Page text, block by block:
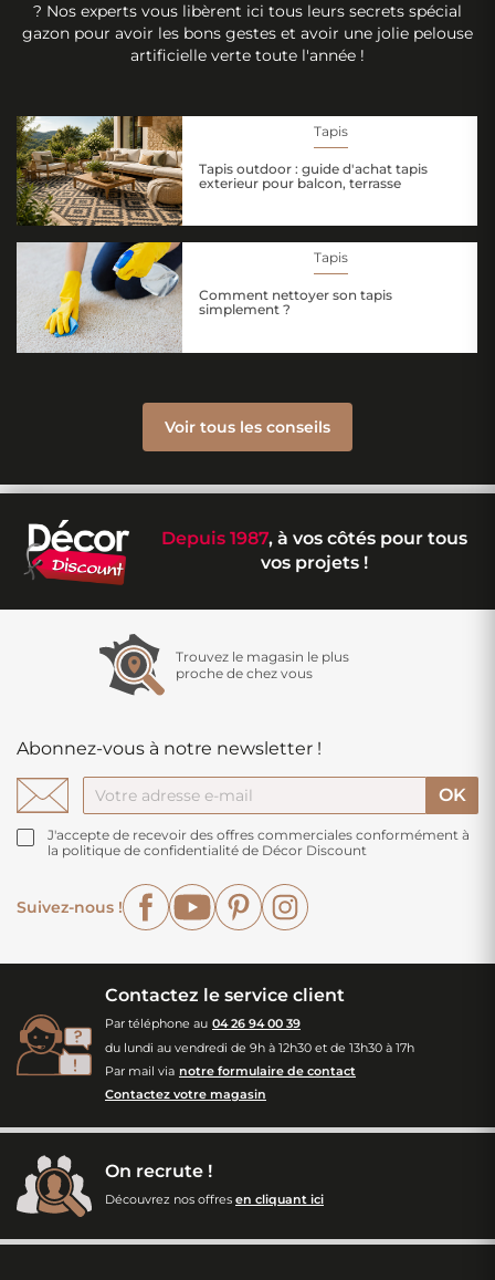
? Nos experts vous libèrent ici tous leurs secrets spécial
gazon pour avoir les bons gestes et avoir une jolie pelouse
artificielle verte toute l'année !
Tapis
Tapis outdoor : guide d'achat tapis
exterieur pour balcon, terrasse
Tapis
Comment nettoyer son tapis
simplement ?
Voir tous les conseils
Depuis 1987, à vos côtés pour tous
vos projets !
Trouvez le magasin le plus
proche de chez vous
Abonnez-vous à notre newsletter !
J'accepte de recevoir des offres commerciales conformément à
la politique de confidentialité de Décor Discount
Suivez-nous !
FacebookYouTubePinterest
Contactez le service client
Par téléphone au 04 26 94 00 39
du lundi au vendredi de 9h à 12h30 et de 13h30 à 17h
Par mail via notre formulaire de contact
Contactez votre magasin
On recrute !
Découvrez nos offres en cliquant ici